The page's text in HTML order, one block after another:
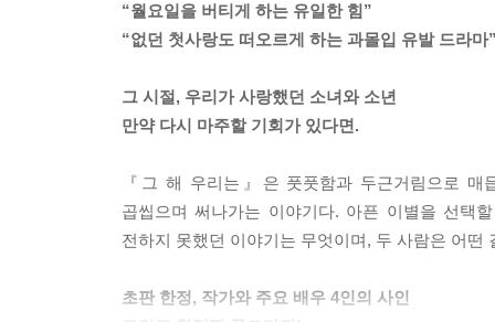
“월요일을 버티게 하는 유일한 힘”
“없던 첫사랑도 떠오르게 하는 과몰입 유발 드라마
그 시절, 우리가 사랑했던 소녀와 소년
만약 다시 마주할 기회가 있다면.
『그 해 우리는』은 풋풋함과 두근거림으로
곱씹으며 써나가는 이야기다. 아픈 이별을 선택
전하지 못했던 이야기는 무엇이며, 두 사람은 어떤
초판 한정, 작가와 주요 배우 4인의 사인